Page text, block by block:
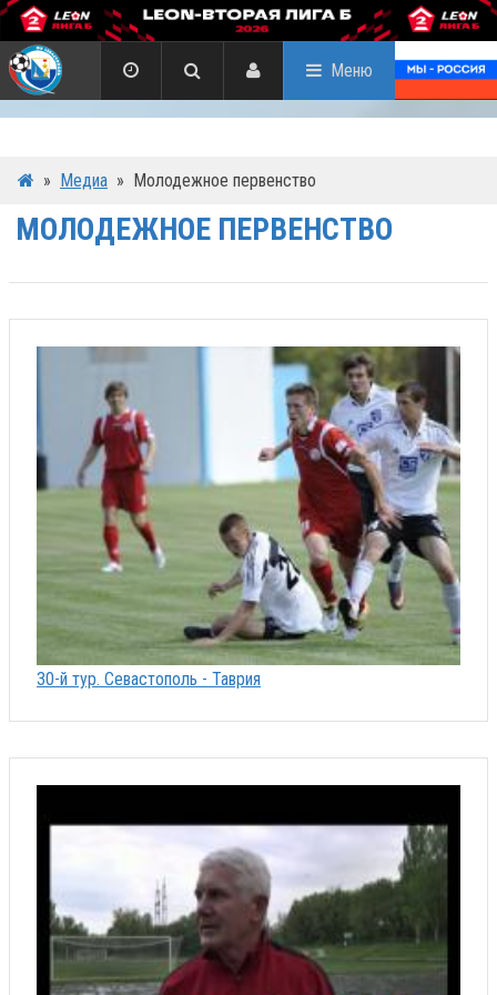
Меню
» Медиа » Молодежное первенство
МОЛОДЕЖНОЕ ПЕРВЕНСТВО
30-й тур. Севастополь - Таврия